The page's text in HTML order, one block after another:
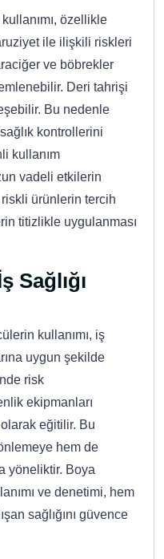
özellikle
ile ilişkili riskleri
ve böbrekler
Deri tahrişi
Bu nedenle
kontrollerini
kullanım
vadeli etkilerin
ürünlerin tercih
titizlikle uygulanması
Sağlığı
kullanımı, iş
uygun şekilde
risk
ekipmanları
eğitilir. Bu
hem de
yöneliktir. Boya
ve denetimi, hem
sağlığını güvence